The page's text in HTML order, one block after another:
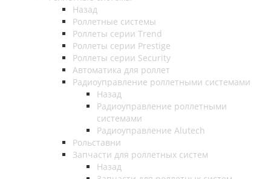
Назад
Роллетные системы
Роллеты серии Trend
Роллеты серии Prestige
Роллеты серии Security
Автоматика для роллет
Радиоуправление роллетными системами
Назад
Радиоуправление роллетными
системами
Радиоуправление Alutech
Рольставни
Запчасти для роллетных систем
Назад